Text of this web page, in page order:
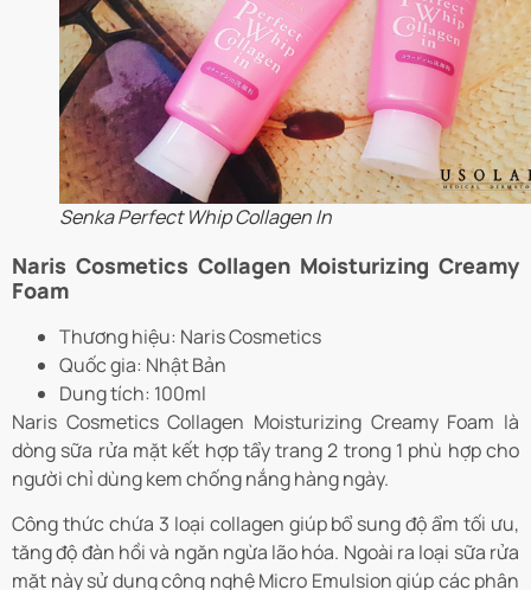
Senka Perfect Whip Collagen In
Naris Cosmetics Collagen Moisturizing Creamy
Foam
Thương hiệu: Naris Cosmetics
Quốc gia: Nhật Bản
Dung tích: 100ml
Naris Cosmetics Collagen Moisturizing Creamy Foam là
dòng sữa rửa mặt kết hợp tẩy trang 2 trong 1 phù hợp cho
người chỉ dùng kem chống nắng hàng ngày.
Công thức chứa 3 loại collagen giúp bổ sung độ ẩm tối ưu,
tăng độ đàn hồi và ngăn ngừa lão hóa. Ngoài ra loại sữa rửa
mặt này sử dụng công nghệ Micro Emulsion giúp các phân